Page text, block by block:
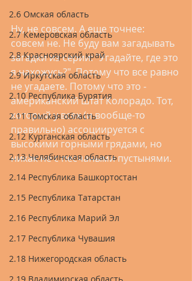
2.6 Омская область
2.7 Кемеровская область
2.8 Красноярский край
2.9 Иркутская область
2.10 Республика Бурятия
2.11 Томская область
2.12 Курганская область
2.13 Челябинская область
2.14 Республика Башкортостан
2.15 Республика Татарстан
2.16 Республика Марий Эл
2.17 Республика Чувашия
2.18 Нижегородская область
Ну, не совсем. А еще точнее:
совсем не. Не буду вам загадывать
загадки из серии: "Угадайте, где это
я нахожусь?". Потому что все равно
не угадаете. Потому что это -
американский штат Колорадо. Тот,
который у всех (и вообще-то
правильно) ассоциируется с
высокими горными грядами, но
никак не с песчаными пустынями.